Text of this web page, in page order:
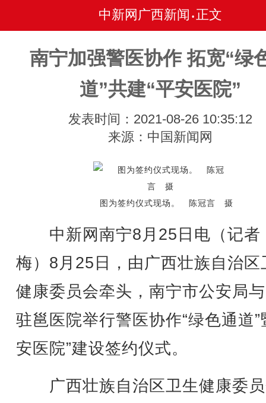
中新网广西新闻 • 正文
南宁加强警医协作 拓宽“绿
道”共建“平安医院”
发表时间：2021-08-26 10:35:12
来源：中国新闻网
图为签约仪式现场。 陈冠言 摄
中新网南宁8月25日电（记者
梅）8月25日，由广西壮族自治区
健康委员会牵头，南宁市公安局
驻邕医院举行警医协作“绿色通道”
安医院”建设签约仪式。
广西壮族自治区卫生健康委